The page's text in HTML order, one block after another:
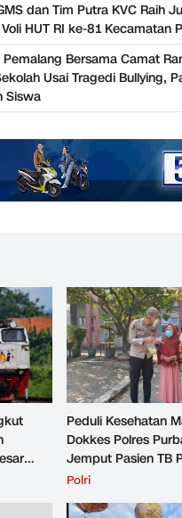
dan Tim Putra KVC Raih
HUT RI ke-81 Kecamatan
Pemalang Bersama Camat
Usai Tragedi Bullying,
Siswa
5
Peduli Kesehatan
Dokkes Polres
Jemput Pasien TB
Puskesmas
Polri